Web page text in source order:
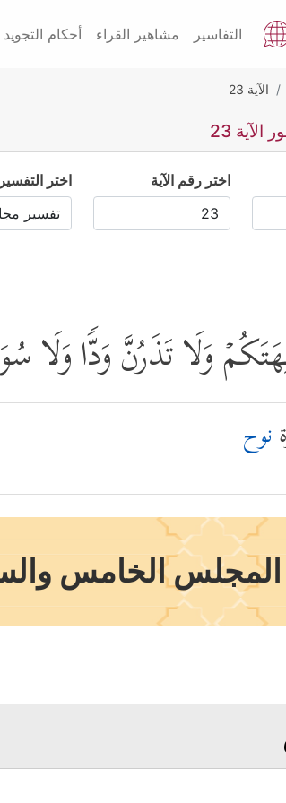
التفاسير مشاهير القراء أحكام التجويد
الآية 23
23
اختر رقم الآية اختر التفسير
وَلَا تَذَرُنَّ وَدࣰّا وَلَا
نوح
المجلس الخامس